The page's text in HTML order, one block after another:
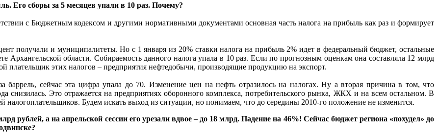
Его сборы за 5 месяцев упали в 10 раз. Почему?
с Бюджетным кодексом и другими нормативными документами основная часть налога на прибыль как раз и формирует
получали и муниципалитеты. Но с 1 января из 20% ставки налога на прибыль 2% идет в федеральный бюджет, остальные
Архангельской области. Собираемость данного налога упала в 10 раз. Если по прогнозным оценкам она составляла 12 млрд
плательщик этих налогов – предприятия нефтедобычи, производящие продукцию на экспорт.
баррель, сейчас эта цифра упала до 70. Изменение цен на нефть отразилось на налогах. Ну а вторая причина в том, что
снизилась. Это отражается на предприятиях оборонного комплекса, потребительского рынка, ЖКХ и на всем остальном. В
налогоплательщиков. Будем искать выход из ситуации, но понимаем, что до середины 2010-го положение не изменится.
рублей, а на апрельской сессии его урезали вдвое – до 18 млрд. Падение на 46%! Сейчас бюджет региона «похудел» до